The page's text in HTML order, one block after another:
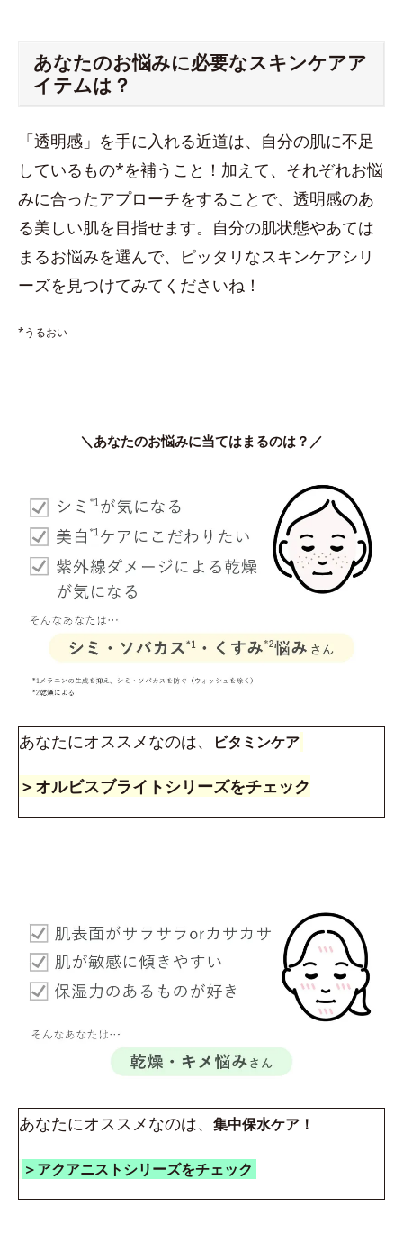
あなたのお悩みに必要なスキンケアア
イテムは？
「透明感」を手に入れる近道は、自分の肌に不足
しているもの*を補うこと！加えて、それぞれお悩
みに合ったアプローチをすることで、透明感のあ
る美しい肌を目指せます。自分の肌状態やあては
まるお悩みを選んで、ピッタリなスキンケアシリ
ーズを見つけてみてくださいね！
*うるおい
＼あなたのお悩みに当てはまるのは？／
あなたにオススメなのは、 ビタミンケア
＞オルビスブライトシリーズをチェック
あなたにオススメなのは、 集中保水ケア！
＞アクアニストシリーズをチェック